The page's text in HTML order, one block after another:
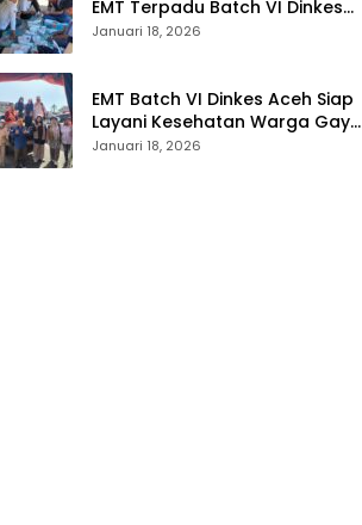
EMT Terpadu Batch VI Dinkes
Aceh Jangkau Wilayah
Januari 18, 2026
EMT Batch VI Dinkes Aceh Siap
Layani Kesehatan Warga Gayo
Lues, Ini Lokasi Yang Akan
Januari 18, 2026